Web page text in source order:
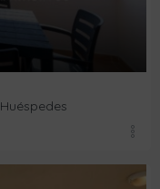
Huéspedes